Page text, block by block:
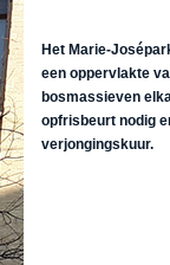
Actualiteiten
E-loket /
Actu
Het Marie-
een oppervlakte
bosmassieven
opfrisbeurt nodig
verjongingskuur.